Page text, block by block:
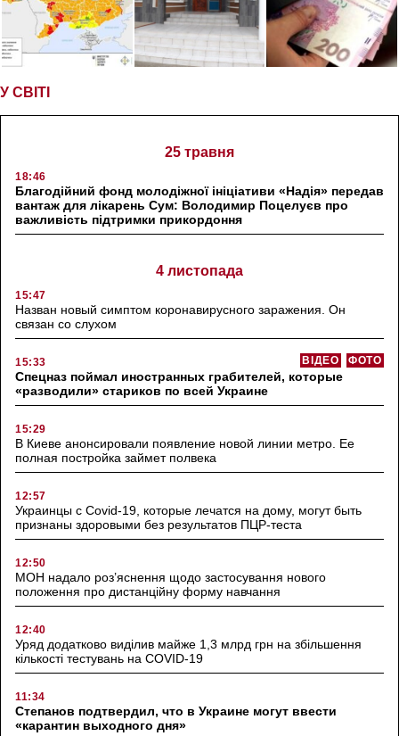
У СВІТІ
25 травня
18:46
Благодійний фонд молодіжної ініціативи «Надія» передав
вантаж для лікарень Сум: Володимир Поцелуєв про
важливість підтримки прикордоння
4 листопада
15:47
Назван новый симптом коронавирусного заражения. Он
связан со слухом
15:33 ФОТО
ВІДЕО
Спецназ поймал иностранных грабителей, которые
«разводили» стариков по всей Украине
15:29
В Киеве анонсировали появление новой линии метро. Ее
полная постройка займет полвека
12:57
Украинцы с Covid-19, которые лечатся на дому, могут быть
признаны здоровыми без результатов ПЦР-теста
12:50
МОН надало роз’яснення щодо застосування нового
положення про дистанційну форму навчання
12:40
Уряд додатково виділив майже 1,3 млрд грн на збільшення
кількості тестувань на COVID-19
11:34
Степанов подтвердил, что в Украине могут ввести
«карантин выходного дня»